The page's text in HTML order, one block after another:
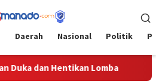
Daerah Nasional Politik
dan Hentikan Lomba